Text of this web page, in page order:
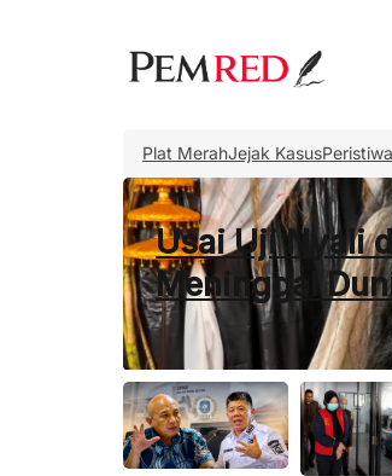
Plat MerahJejak KasusPeristiwa
Pemkot
Pabrik Ilmenit